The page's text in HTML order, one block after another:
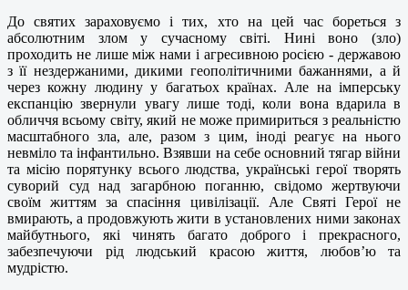
До святих зараховуємо і тих, хто на цей час бореться з
абсолютним злом у сучасному світі. Нині воно (зло)
проходить не лише між нами і агресивною росією - державою
з її нездержаними, дикими геополітичними бажаннями, а й
через кожну людину у багатьох країнах. Але на імперську
експанцію звернули увагу лише тоді, коли вона вдарила в
обличчя всьому світу, який не може примириться з реальністю
масштабного зла, але, разом з цим, іноді реагує на нього
невміло та інфантильно. Взявши на себе основний тягар війни
та місію порятунку всього людства, українські герої творять
суворий суд над загарбною поганню, свідомо жертвуючи
своїм життям за спасіння цивілізації. Але Святі Герої не
вмирають, а продовжують жити в установлених ними законах
майбутнього, які чинять багато доброго і прекрасного,
забезпечуючи рід людський красою життя, любов’ю та
мудрістю.